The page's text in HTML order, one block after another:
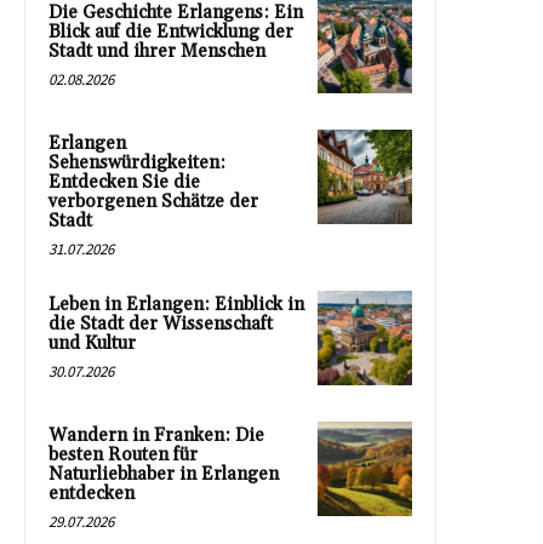
Die Geschichte Erlangens: Ein
Blick auf die Entwicklung der
Stadt und ihrer Menschen
02.08.2026
Erlangen
Sehenswürdigkeiten:
Entdecken Sie die
verborgenen Schätze der
Stadt
31.07.2026
Leben in Erlangen: Einblick in
die Stadt der Wissenschaft
und Kultur
30.07.2026
Wandern in Franken: Die
besten Routen für
Naturliebhaber in Erlangen
entdecken
29.07.2026